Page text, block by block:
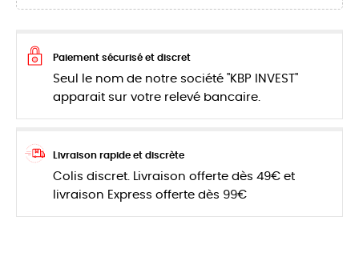
Paiement sécurisé et discret
Seul le nom de notre société "KBP INVEST"
apparait sur votre relevé bancaire.
Livraison rapide et discrète
Colis discret. Livraison offerte dès 49€ et
livraison Express offerte dès 99€